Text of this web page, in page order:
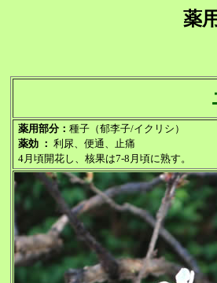
薬
薬用部分： 種子（郁李子/イクリシ）
薬効 ： 利尿、便通、止痛
4月頃開花し、核果は7-8月頃に熟す。